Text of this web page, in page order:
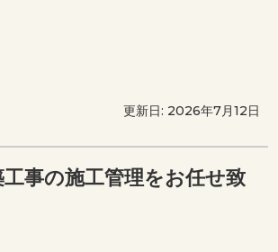
更新日: 2026年7月12日
事の施工管理をお任せ致